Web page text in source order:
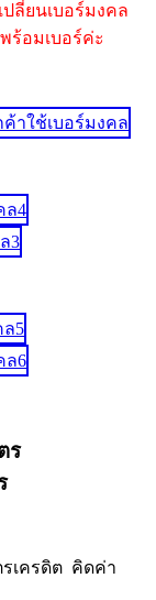
ลี่ยนเบอร์มงคล
ร้อมเบอร์ค่ะ
ร
เครดิต คิดค่า